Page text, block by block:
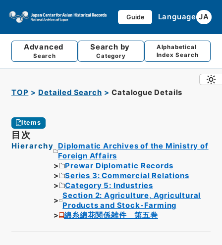
Guide Language JA
Advanced
Search
Search by
Category
Alphabetical
Index Search
TOP Detailed Search Catalogue Details
Items
目次
Hierarchy
Diplomatic Archives of the Ministry of
Foreign Affairs
Prewar Diplomatic Records
Series 3: Commercial Relations
Category 5: Industries
Section 2: Agriculture, Agricultural
Products and Stock-Farming
綿糸綿花関係雑件 第五巻